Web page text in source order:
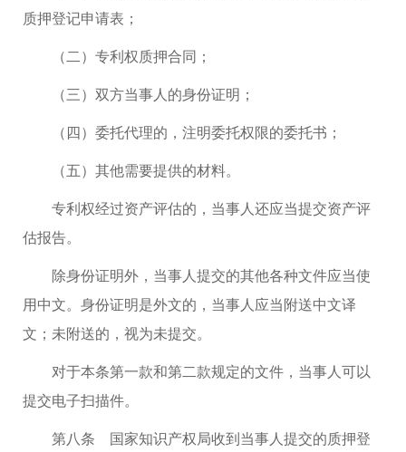
质押登记申请表；
（二）专利权质押合同；
（三）双方当事人的身份证明；
（四）委托代理的，注明委托权限的委托书；
（五）其他需要提供的材料。
专利权经过资产评估的，当事人还应当提交资产评
估报告。
除身份证明外，当事人提交的其他各种文件应当使
用中文。身份证明是外文的，当事人应当附送中文译
文；未附送的，视为未提交。
对于本条第一款和第二款规定的文件，当事人可以
提交电子扫描件。
第八条 国家知识产权局收到当事人提交的质押登